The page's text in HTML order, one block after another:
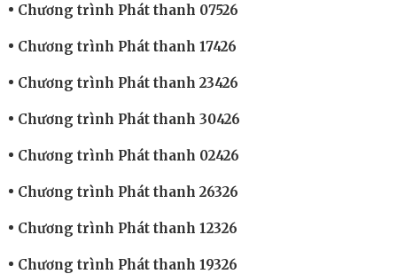
Chương trình Phát thanh 07526
Chương trình Phát thanh 17426
Chương trình Phát thanh 23426
Chương trình Phát thanh 30426
Chương trình Phát thanh 02426
Chương trình Phát thanh 26326
Chương trình Phát thanh 12326
Chương trình Phát thanh 19326